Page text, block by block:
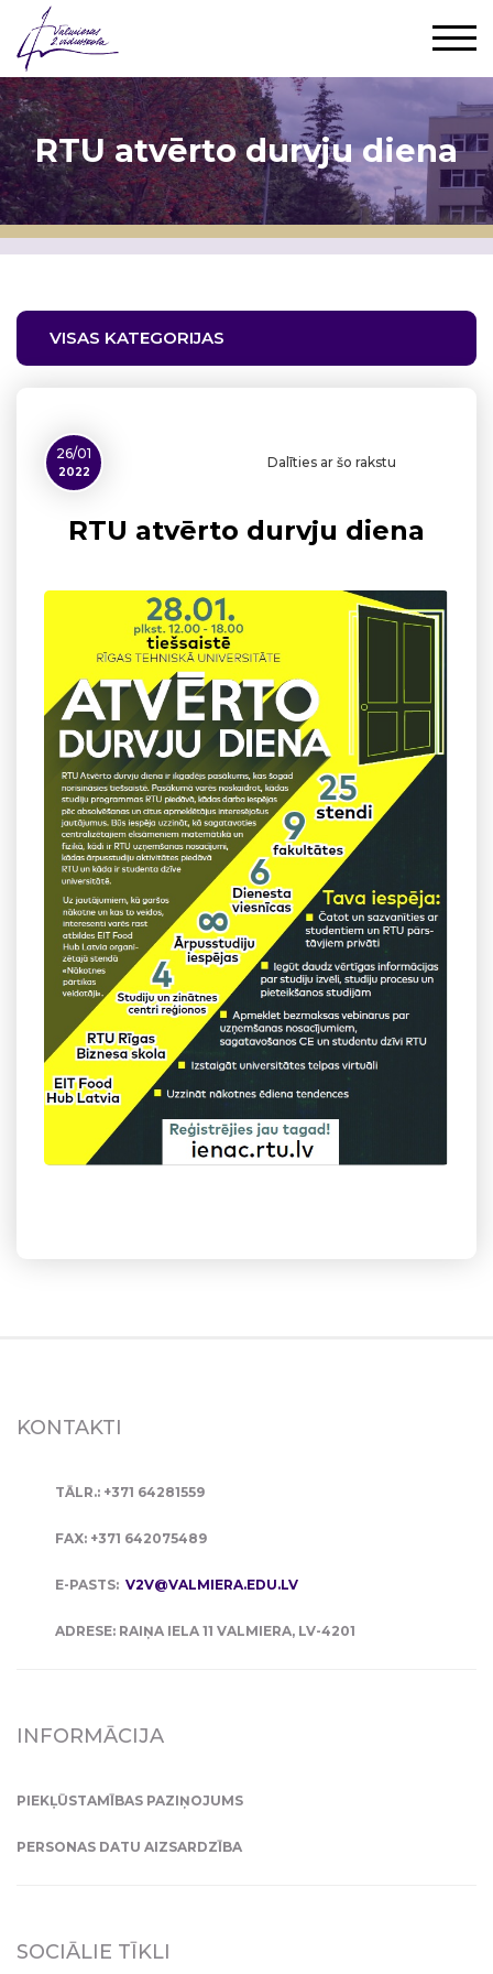
RTU atvērto durvju diena
VISAS KATEGORIJAS
26/01
2022
Dalīties ar šo rakstu
RTU atvērto durvju diena
KONTAKTI
TĀLR.: +371 64281559
FAX: +371 642075489
E-PASTS: V2V@VALMIERA.EDU.LV
ADRESE: RAIŅA IELA 11 VALMIERA, LV-4201
INFORMĀCIJA
PIEKĻŪSTAMĪBAS PAZIŅOJUMS
PERSONAS DATU AIZSARDZĪBA
SOCIĀLIE TĪKLI